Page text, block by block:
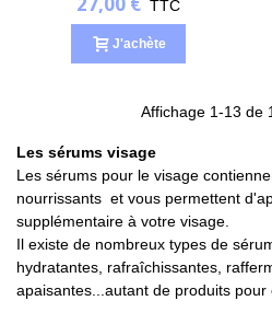
TTC
J'achète
Affichage 1-13 de
Les sérums visage
Les sérums pour le visage
nourrissants et vous permettent
supplémentaire à votre visage.
Il existe de nombreux types de
hydratantes, rafraîchissantes,
apaisantes...autant de produits pour